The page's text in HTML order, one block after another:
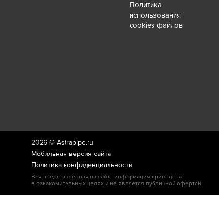
Политика
использования
cookies-файлов
2026 © Astrapipe.ru
Мобильная версия сайта
Политика конфиденциальности
Вся представленная на сайте информация приведена
в ознакомительных целях и не является публичной офертой